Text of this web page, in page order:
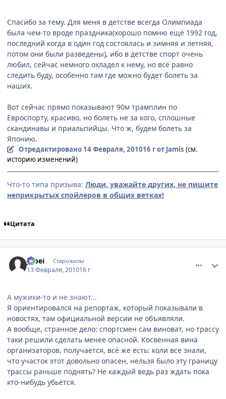
Спасибо за тему. Для меня в детстве всегда Олимпиада
была чем-то вроде праздника(хорошо помню ещё 1992 год,
последний когда в один год состоялась и зимняя и летняя,
потом они были разведены), ибо в детстве спорт очень
любил, сейчас немного охладел к нему, но всё равно
следить буду, особенно там где можно будет болеть за
наших.
Вот сейчас прямо показывают 90м трамплин по
Евроспорту, красиво, но болеть не за кого, сплошные
скандинавы и приальпийцы. Что ж, будем болеть за
Японию.
Отредактировано 14 Февраля, 201016 гот Jamis (см.
историю изменений)
Что-то типа призыва: Люди, уважайте других, не пишите
неприкрытых спойлеров в общих ветках!
Цитата
Jubei Старожилы
13 Февраля, 201016 г
А мужики-то и не знают...
Я ориентировался на репортаж, который показывали в
новостях, там официальной версии не объявляли.
А вообще, странное дело: спортсмен сам виноват, но трассу
таки решили сделать менее опасной. Косвенная вина
организаторов, получается, всё же есть: коли все знали,
что участок этот довольно опасен, нельзя было эту границу
трассы раньше поднять? Не каждый ведь раз ждать пока
кто-нибудь убьётся.